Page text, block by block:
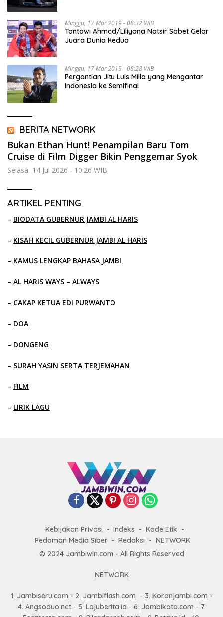
Minggu, 17 Mar 2019 - 08:32 WIB
Tontowi Ahmad/Liliyana Natsir Sabet Gelar
Juara Dunia Kedua
Minggu, 17 Mar 2019 - 08:28 WIB
Pergantian Jitu Luis Milla yang Mengantar
Indonesia ke Semifinal
BERITA NETWORK
Bukan Ethan Hunt! Penampilan Baru Tom
Cruise di Film Digger Bikin Penggemar Syok
Selasa, 14 Jul 2026 - 10:26 WIB
ARTIKEL PENTING
– BIODATA GUBERNUR JAMBI AL HARIS
– KISAH KECIL GUBERNUR JAMBI AL HARIS
– KAMUS LENGKAP BAHASA JAMBI
– AL HARIS WAYS – ALWAYS
– CAKAP KETUA EDI PURWANTO
– DOA
– DONGENG
– SURAH YASIN SERTA TERJEMAHAN
– FILM
– LIRIK LAGU
Kebijakan Privasi Indeks
Kode Etik
Pedoman Media Siber
Redaksi
NETWORK
© 2024 Jambiwin.com - All Rights Reserved
NETWORK
1. Jambiseru.com - 2. Jambiflash.com - 3. Koranjambi.com -
4. Angsoduo.net- 5. Lajuberita.id - 6. Jambikata.com - 7.